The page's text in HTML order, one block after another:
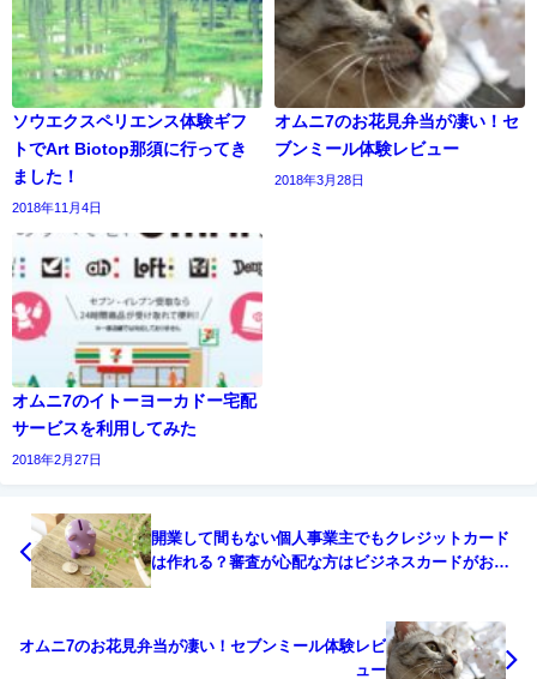
ソウエクスペリエンス体験ギフ
トでArt Biotop那須に行ってき
ました！
2018年11月4日
オムニ7のお花見弁当が凄い！セ
ブンミール体験レビュー
2018年3月28日
オムニ7のイトーヨーカドー宅配
サービスを利用してみた
2018年2月27日
開業して間もない個人事業主でもクレジットカード
は作れる？審査が心配な方はビジネスカードがおす
オムニ7のお花見弁当が凄い！セブンミール体験レビ
ュー